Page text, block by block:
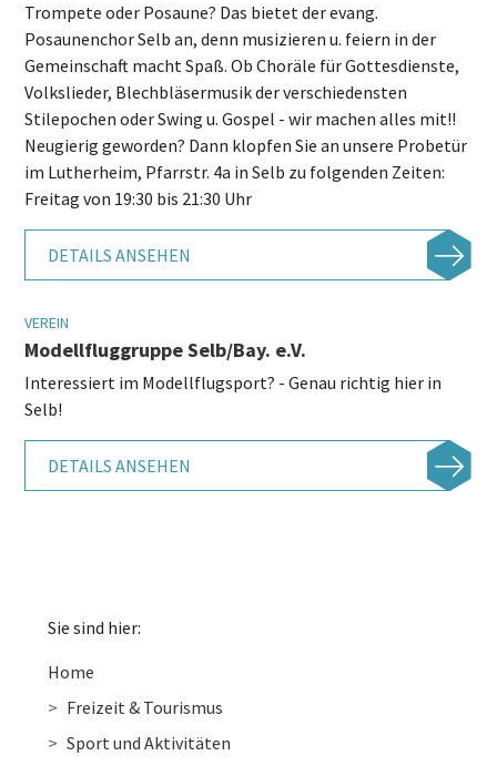
Trompete oder Posaune? Das bietet der evang.
Posaunenchor Selb an, denn musizieren u. feiern in der
Gemeinschaft macht Spaß. Ob Choräle für Gottesdienste,
Volkslieder, Blechbläsermusik der verschiedensten
Stilepochen oder Swing u. Gospel - wir machen alles mit!!
Neugierig geworden? Dann klopfen Sie an unsere Probetür
im Lutherheim, Pfarrstr. 4a in Selb zu folgenden Zeiten:
Freitag von 19:30 bis 21:30 Uhr
DETAILS ANSEHEN
VEREIN
Modellfluggruppe Selb/Bay. e.V.
Interessiert im Modellflugsport? - Genau richtig hier in
Selb!
DETAILS ANSEHEN
Sie sind hier:
Home
Freizeit & Tourismus
Sport und Aktivitäten